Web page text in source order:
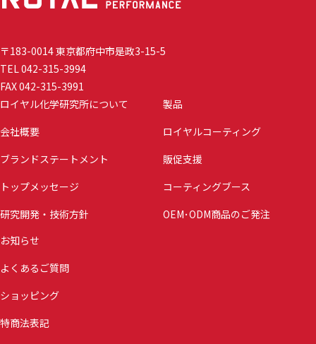
〒183-0014 東京都府中市是政3-15-5
TEL 042-315-3994
FAX 042-315-3991
ロイヤル化学研究所について
会社概要
ブランドステートメント
トップメッセージ
研究開発・技術方針
製品
ロイヤルコーティング
販促支援
コーティングブース
OEM･ODM商品のご発注
お知らせ
よくあるご質問
ショッピング
特商法表記